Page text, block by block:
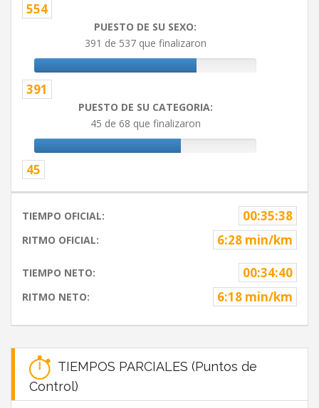
554
PUESTO DE SU SEXO:
391 de 537 que finalizaron
391
PUESTO DE SU CATEGORIA:
45 de 68 que finalizaron
45
TIEMPO OFICIAL: 00:35:38
RITMO OFICIAL: 6:28 min/km
TIEMPO NETO: 00:34:40
RITMO NETO: 6:18 min/km
TIEMPOS PARCIALES (Puntos de
Control)